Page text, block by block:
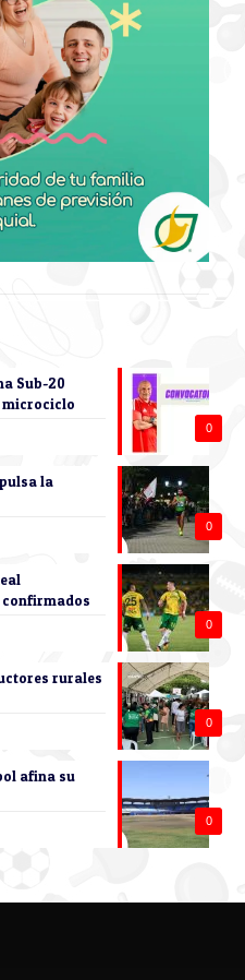
0
Sub-20
microciclo
0
la
0
0
rurales
0
afina su